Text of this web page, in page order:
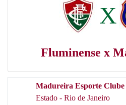
X
Fluminense x
Madureira Esporte Clube
Estado - Rio de Janeiro